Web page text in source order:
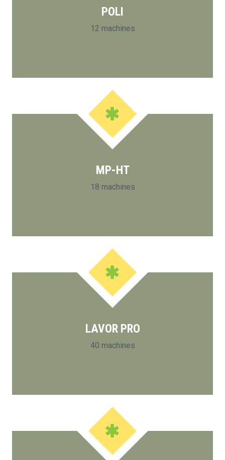
POLI
12 machines
MP-HT
18 machines
LAVOR PRO
40 machines